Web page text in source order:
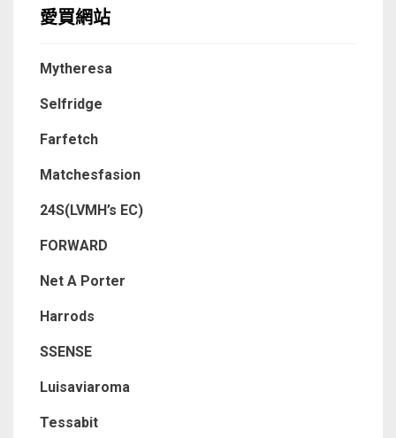
愛買網站
Mytheresa
Selfridge
Farfetch
Matchesfasion
24S(LVMH’s EC)
FORWARD
Net A Porter
Harrods
SSENSE
Luisaviaroma
Tessabit